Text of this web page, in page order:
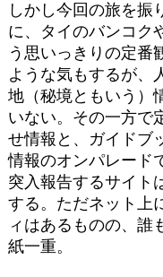
しかし今回の旅を振
に、タイのバンコク
う思いっきりの定番
ような気もするが、
地（秘境ともいう）
いない。その一方で
せ情報と、ガイドブ
情報のオンパレード
突入報告するサイト
する。ただネット上
ィはあるものの、誰
紙一重。